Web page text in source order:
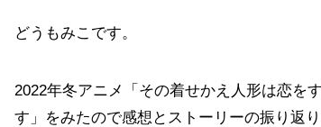
どうもみこです。
2022年冬アニメ「その着せかえ人形は恋を
す」をみたので感想とストーリーの振り返り